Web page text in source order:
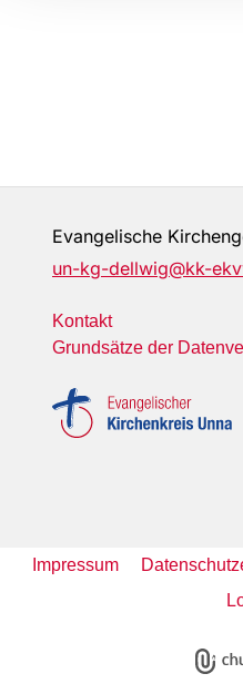
Evangelische
un-kg-dellwig@kk-
Kontakt
Grundsätze der
Impressum